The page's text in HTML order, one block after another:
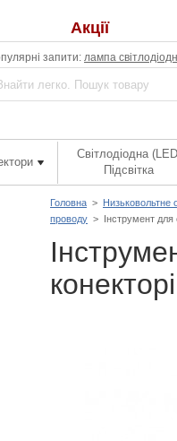
Акції
запити: лампа
Світлодіодна
Підсвітка
Головна > Низьковольтне
проводу > Інструмент для